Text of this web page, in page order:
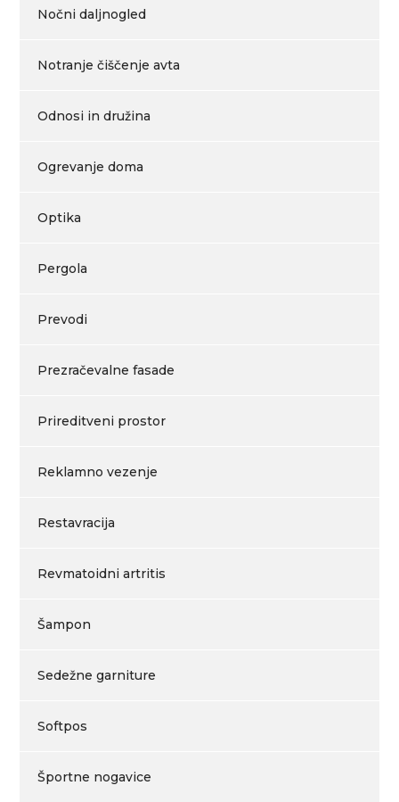
Nočni daljnogled
Notranje čiščenje avta
Odnosi in družina
Ogrevanje doma
Optika
Pergola
Prevodi
Prezračevalne fasade
Prireditveni prostor
Reklamno vezenje
Restavracija
Revmatoidni artritis
Šampon
Sedežne garniture
Softpos
Športne nogavice